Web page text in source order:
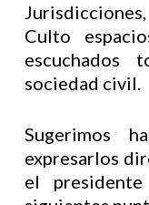
Culto
sociedad civil.
Sugerimos
expresarlos
el